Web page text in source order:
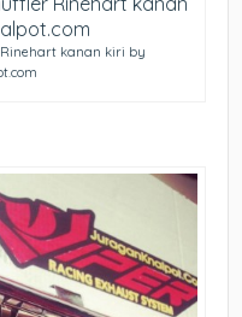
kanan kiri by